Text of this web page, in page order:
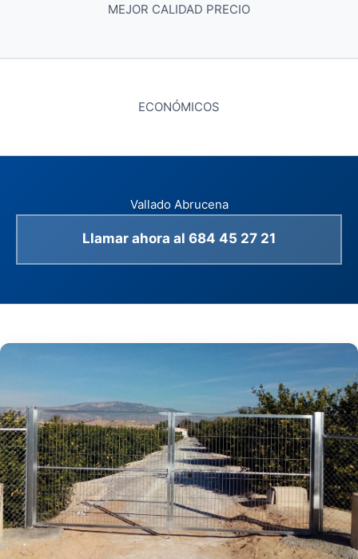
MEJOR CALIDAD PRECIO
ECONÓMICOS
Vallado Abrucena
Llamar ahora al 684 45 27 21